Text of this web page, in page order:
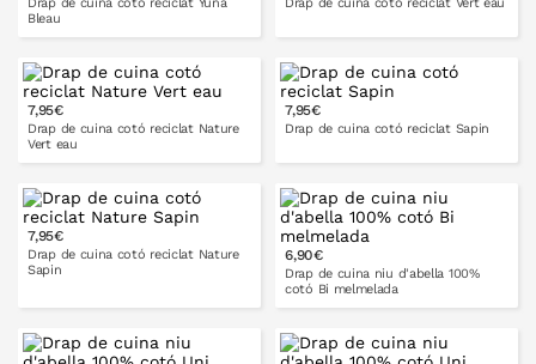
Bleau
A LA CISTELLA A LA CISTELLA
7,95€
Drap de cuina cotó reciclat Nature
Vert eau
A LA CISTELLA
7,95€
Drap de cuina cotó reciclat Sapin
A LA CISTELLA
7,95€
Drap de cuina cotó reciclat Nature
Sapin
6,90€
Drap de cuina niu d'abella 100%
cotó Bi melmelada